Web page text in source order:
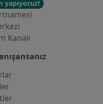
yapıyoruz!
Kanalı